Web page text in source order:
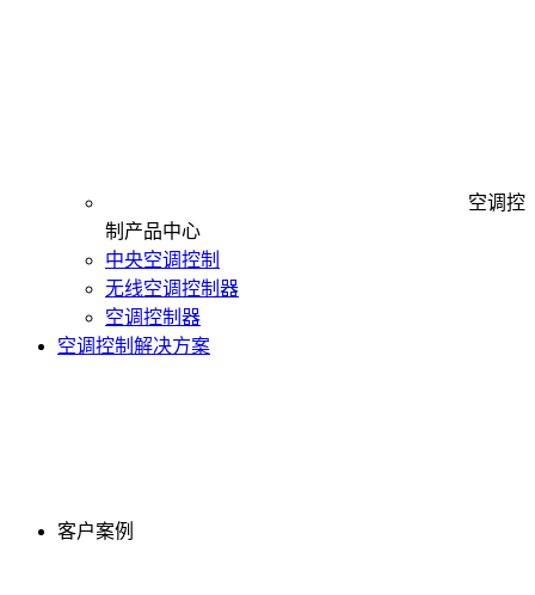
空调控
制产品中心
中央空调控制
无线空调控制器
空调控制器
空调控制解决方案
客户案例